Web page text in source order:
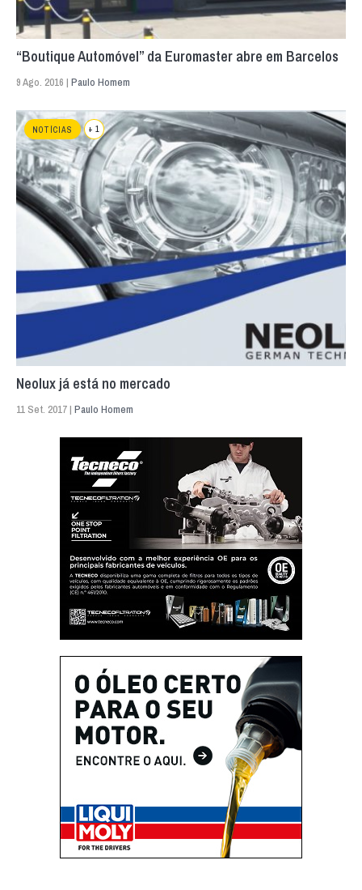
“Boutique Automóvel” da Euromaster abre em Barcelos
9 Ago. 2016 | Paulo Homem
NOTÍCIAS + 1
Neolux já está no mercado
11 Set. 2017 | Paulo Homem